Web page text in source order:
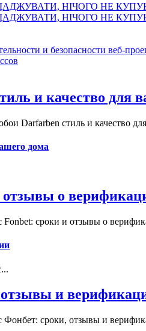
НІЧОГО НЕ
НІЧОГО НЕ
и безопасности веб-
и качество для
Darfarben стиль и качество
дома
отзывы о
Fonbet: сроки и отзывы о
и
Фонбет: сроки, отзывы и